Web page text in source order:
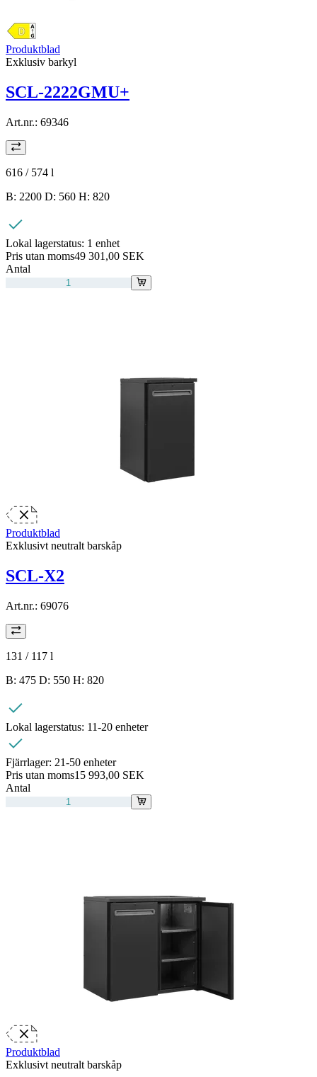
Produktblad
Exklusiv barkyl
SCL-2222GMU+
Art.nr.: 69346
616 / 574 l
B: 2200 D: 560 H: 820
Lokal lagerstatus: 1 enhet
Pris utan moms49 301,00 SEK
Antal
Produktblad
Exklusivt neutralt barskåp
SCL-X2
Art.nr.: 69076
131 / 117 l
B: 475 D: 550 H: 820
Lokal lagerstatus: 11-20 enheter
Fjärrlager: 21-50 enheter
Pris utan moms15 993,00 SEK
Antal
Produktblad
Exklusivt neutralt barskåp